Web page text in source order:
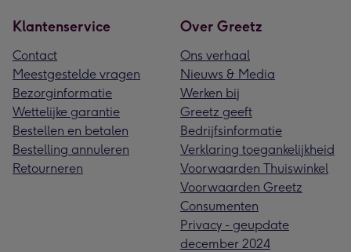
Klantenservice
Contact
Meestgestelde vragen
Bezorginformatie
Wettelijke garantie
Bestellen en betalen
Bestelling annuleren
Retourneren
Over Greetz
Ons verhaal
Nieuws & Media
Werken bij
Greetz geeft
Bedrijfsinformatie
Verklaring toegankelijkheid
Voorwaarden Thuiswinkel
Voorwaarden Greetz
Consumenten
Privacy - geupdate
december 2024